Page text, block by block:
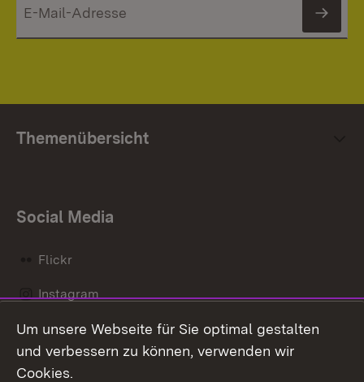
Themenübersicht
Social Media
Flickr
Instagram
Social Wall
Um unsere Webseite für Sie optimal gestalten
und verbessern zu können, verwenden wir
Cookies.